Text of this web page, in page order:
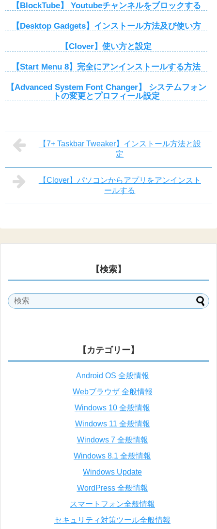
【BlockTube】 Youtubeチャンネルをブロックする
【Desktop Gadgets】インストール方法及び使い方
【Clover】使い方と設定
【Start Menu 8】完全にアンインストールする方法
【Advanced System Font Changer】 システムフォン
トの変更とプロフィール設定
【7+ Taskbar Tweaker】インストール方法と設
定
【Clover】パソコンからアプリをアンインスト
ールする
【検索】
【カテゴリー】
Android OS 全般情報
Webブラウザ 全般情報
Windows 10 全般情報
Windows 11 全般情報
Windows 7 全般情報
Windows 8.1 全般情報
Windows Update
WordPress 全般情報
スマートフォン全般情報
セキュリティ対策ツール全般情報